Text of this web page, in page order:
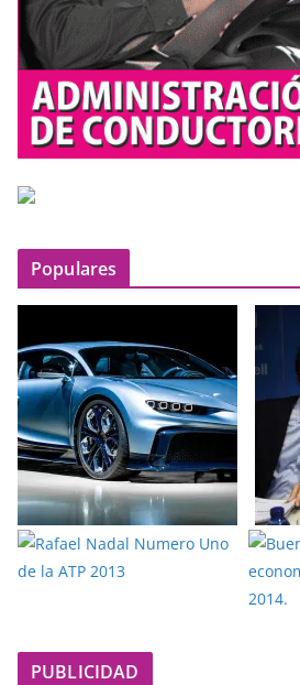
Populares
PUBLICIDAD